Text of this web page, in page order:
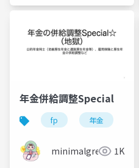
年金併給調整Special
fp 年金
minimalgreen 1K